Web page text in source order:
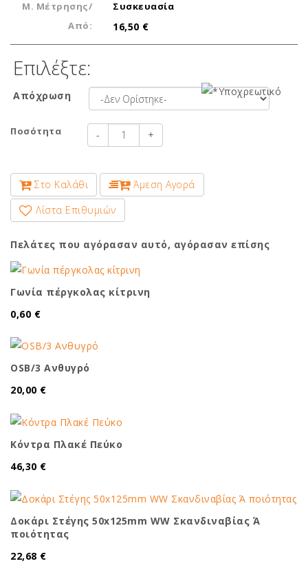
Μ. Μέτρησης/
Συσκευασία
Από:
16,50 €
Επιλέξτε:
Απόχρωση
Ποσότητα - +
Στο Καλάθι
Άμεση Αγορά
Λίστα Επιθυμιών
Πελάτες που αγόρασαν αυτό, αγόρασαν επίσης
Γωνία πέργκολας κίτρινη
0,60 €
OSB/3 Ανθυγρό
20,00 €
Κόντρα Πλακέ Πεύκο
46,30 €
Δοκάρι Στέγης 50x125mm WW Σκανδιναβίας Ά
ποιότητας
22,68 €